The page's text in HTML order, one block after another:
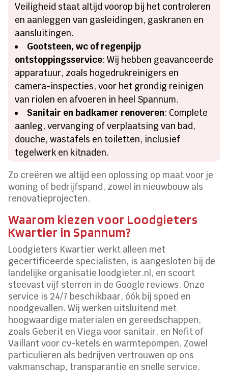
Veiligheid staat altijd voorop bij het controleren
en aanleggen van gasleidingen, gaskranen en
aansluitingen.
Gootsteen, wc of regenpijp
ontstoppingsservice: Wij hebben geavanceerde
apparatuur, zoals hogedrukreinigers en
camera-inspecties, voor het grondig reinigen
van riolen en afvoeren in heel Spannum.
Sanitair en badkamer renoveren: Complete
aanleg, vervanging of verplaatsing van bad,
douche, wastafels en toiletten, inclusief
tegelwerk en kitnaden.
Zo creëren we altijd een oplossing op maat voor je
woning of bedrijfspand, zowel in nieuwbouw als
renovatieprojecten.
Waarom kiezen voor Loodgieters
Kwartier in Spannum?
Loodgieters Kwartier werkt alleen met
gecertificeerde specialisten, is aangesloten bij de
landelijke organisatie loodgieter.nl, en scoort
steevast vijf sterren in de Google reviews. Onze
service is 24/7 beschikbaar, óók bij spoed en
noodgevallen. Wij werken uitsluitend met
hoogwaardige materialen en gereedschappen,
zoals Geberit en Viega voor sanitair, en Nefit of
Vaillant voor cv-ketels en warmtepompen. Zowel
particulieren als bedrijven vertrouwen op ons
vakmanschap, transparantie en snelle service.